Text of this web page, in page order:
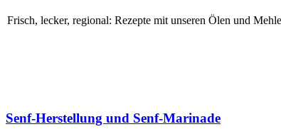
Frisch, lecker, regional: Rezepte mit unseren Ölen und
Senf-Herstellung und Senf-Marinade